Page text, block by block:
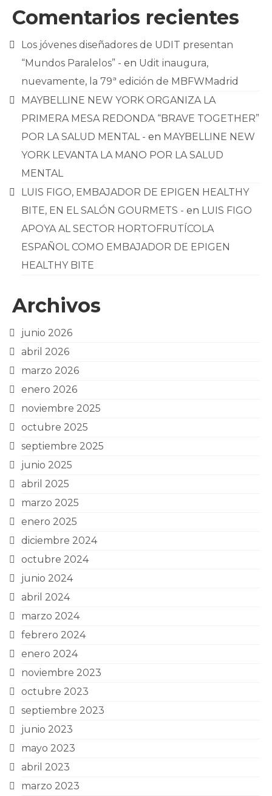
Comentarios recientes
Los jóvenes diseñadores de UDIT presentan
“Mundos Paralelos” - en Udit inaugura,
nuevamente, la 79ª edición de MBFWMadrid
MAYBELLINE NEW YORK ORGANIZA LA
PRIMERA MESA REDONDA “BRAVE TOGETHER”
POR LA SALUD MENTAL - en MAYBELLINE NEW
YORK LEVANTA LA MANO POR LA SALUD
MENTAL
LUIS FIGO, EMBAJADOR DE EPIGEN HEALTHY
BITE, EN EL SALÓN GOURMETS - en LUIS FIGO
APOYA AL SECTOR HORTOFRUTÍCOLA
ESPAÑOL COMO EMBAJADOR DE EPIGEN
HEALTHY BITE
Archivos
junio 2026
abril 2026
marzo 2026
enero 2026
noviembre 2025
octubre 2025
septiembre 2025
junio 2025
abril 2025
marzo 2025
enero 2025
diciembre 2024
octubre 2024
junio 2024
abril 2024
marzo 2024
febrero 2024
enero 2024
noviembre 2023
octubre 2023
septiembre 2023
junio 2023
mayo 2023
abril 2023
marzo 2023